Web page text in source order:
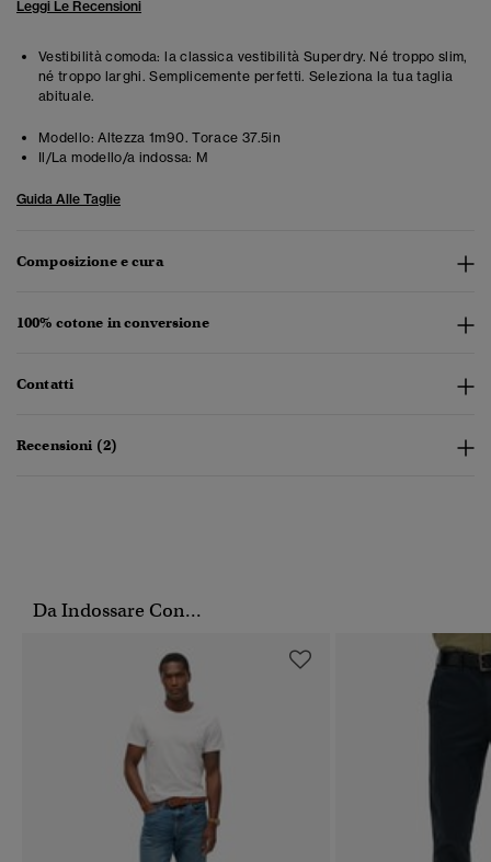
Leggi Le Recensioni
Vestibilità comoda: la classica vestibilità Superdry. Né troppo slim,
né troppo larghi. Semplicemente perfetti. Seleziona la tua taglia
abituale.
Modello: Altezza 1m90. Torace 37.5in
Il/La modello/a indossa: M
Guida Alle Taglie
Composizione e cura
100% cotone in conversione
Contatti
Recensioni (2)
Da Indossare Con...